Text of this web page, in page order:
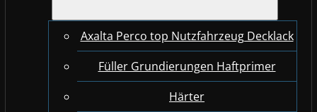
Axalta Perco top Nutzfahrzeug Decklack
Füller Grundierungen Haftprimer
Härter